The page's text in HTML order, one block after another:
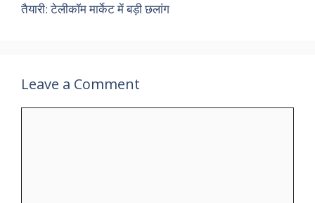
तैयारी: टेलीकॉम मार्केट में बड़ी छलांग
Leave a Comment